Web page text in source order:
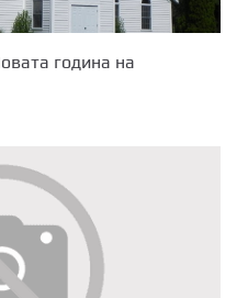
година на